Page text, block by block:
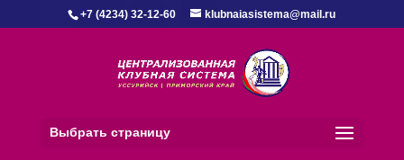
+7 (4234) 32-12-60 klubnaiasistema@mail.ru
Выбрать страницу